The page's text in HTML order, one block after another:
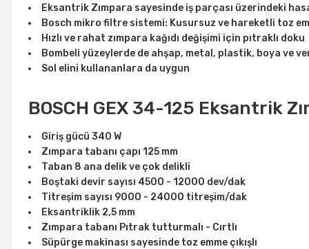
Eksantrik Zımpara sayesinde iş parçası üzerindeki
Bosch mikro filtre sistemi: Kusursuz ve hareketli toz
Hızlı ve rahat zımpara kağıdı değişimi için pıtraklı doku
Bombeli yüzeylerde de ahşap, metal, plastik, boya ve
Sol elini kullananlara da uygun
BOSCH GEX 34-125 Eksantrik
Giriş gücü 340 W
Zımpara tabanı çapı 125 mm
Taban 8 ana delik ve çok delikli
Boştaki devir sayısı 4500 - 12000 dev/dak
Titreşim sayısı 9000 - 24000 titreşim/dak
Eksantriklik 2,5 mm
Zımpara tabanı Pıtrak tutturmalı - Cırtlı
Süpürge makinası sayesinde toz emme çıkışlı